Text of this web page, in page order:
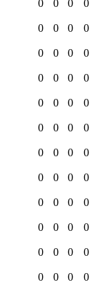
0 0 0 0
0 0 0 0
0 0 0 0
0 0 0 0
0 0 0 0
0 0 0 0
0 0 0 0
0 0 0 0
0 0 0 0
0 0 0 0
0 0 0 0
0 0 0
0